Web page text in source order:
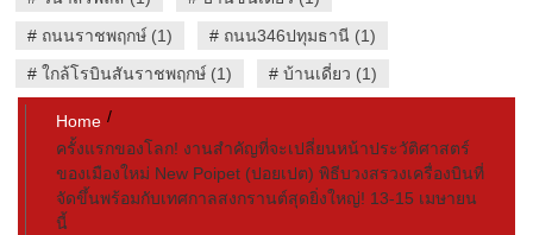
# ถนนราชพฤกษ์ (1) # ถนน346ปทุมธานี (1)
# ใกล้โรบินสันราชพฤกษ์ (1) # บ้านเดี่ยว (1)
Home
ครั้งแรกของโลก! งานสำคัญที่จะเปลี่ยนหน้าประวัติศาสตร์
ของเมืองใหม่ New Poipet (ปอยเปต) พิธีบวงสรวงเครื่องบินที่
จัดขึ้นพร้อมกับเทศกาลสงกรานต์สุดยิ่งใหญ่! 13-15 เมษายน
นี้